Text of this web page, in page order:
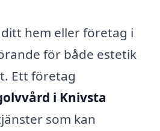
hem eller företag i
för både estetik
Ett företag
i Knivsta
som kan